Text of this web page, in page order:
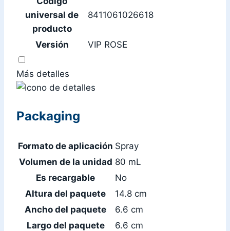
universal de
producto
8411061026618
Versión VIP ROSE
Más detalles
Packaging
Formato de aplicación Spray
Volumen de la unidad 80 mL
Es recargable
No
Altura del paquete
14.8 cm
Ancho del paquete
6.6 cm
Largo del paquete
6.6 cm